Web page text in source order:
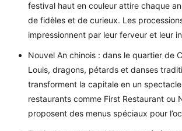
festival haut en couleur attire chaque
de fidèles et de curieux. Les
impressionnent par leur ferveur et leur
Nouvel An chinois : dans le quartier de
Louis, dragons, pétards et danses
transforment la capitale en un
restaurants comme First Restaurant ou
proposent des menus spéciaux pour